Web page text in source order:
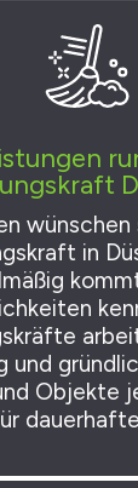
in
und
Objekte